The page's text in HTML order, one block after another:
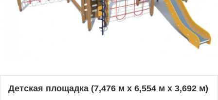
Детская площадка (7,476 м х 6,554 м х 3,692 м)